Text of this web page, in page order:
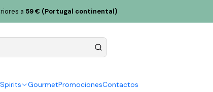
Spirits GourmetPromocionesContactos
a 59 € (Portugal continental)
cultivadas en Portugal